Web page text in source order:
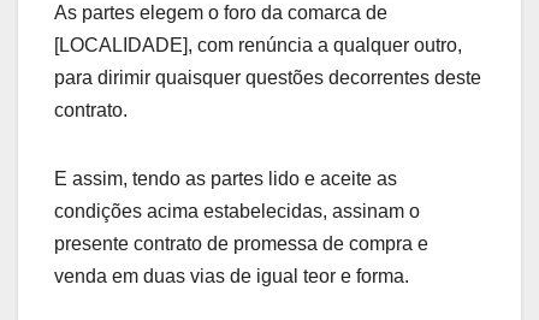
As partes elegem o foro da comarca de
[LOCALIDADE], com renúncia a qualquer outro,
para dirimir quaisquer questões decorrentes deste
contrato.
E assim, tendo as partes lido e aceite as
condições acima estabelecidas, assinam o
presente contrato de promessa de compra e
venda em duas vias de igual teor e forma.